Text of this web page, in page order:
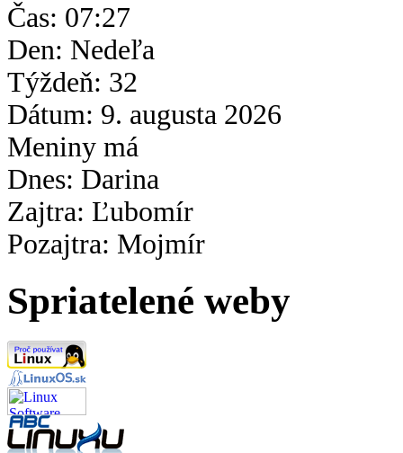
Čas: 07:27
Den: Nedeľa
Týždeň: 32
Dátum: 9. augusta 2026
Meniny má
Dnes: Darina
Zajtra: Ľubomír
Pozajtra: Mojmír
Spriatelené weby